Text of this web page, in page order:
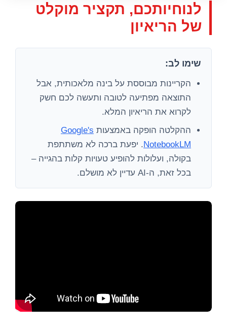
לנוחיותכם, תקציר מוקלט
של הריאיון
שימו לב:
הקריינות מבוססת על בינה מלאכותית, אבל
התוצאה מפתיעה לטובה ותעשה לכם חשק
לקרוא את הריאיון המלא.
ההקלטה הופקה באמצעות Google's
NotebookLM. יפעת ברכה לא משתתפת
בקולה, ועלולות להופיע טעויות קלות בהגייה –
בכל זאת, ה-AI עדיין לא מושלם.